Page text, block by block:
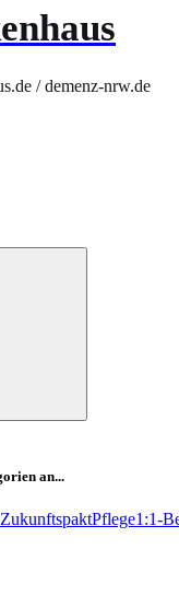
/ demenz-nrw.de
an...
1:1-